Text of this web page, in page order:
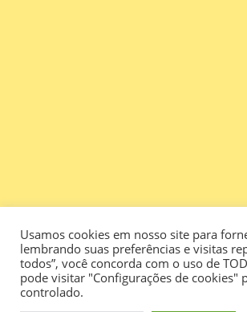
Usamos cookies em nosso site para
lembrando suas preferências e visitas
todos”, você concorda com o uso de
pode visitar "Configurações de
controlado.